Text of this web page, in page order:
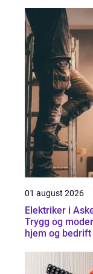
01 august 2026
Elektriker i
Trygg og
hjem og bedrift